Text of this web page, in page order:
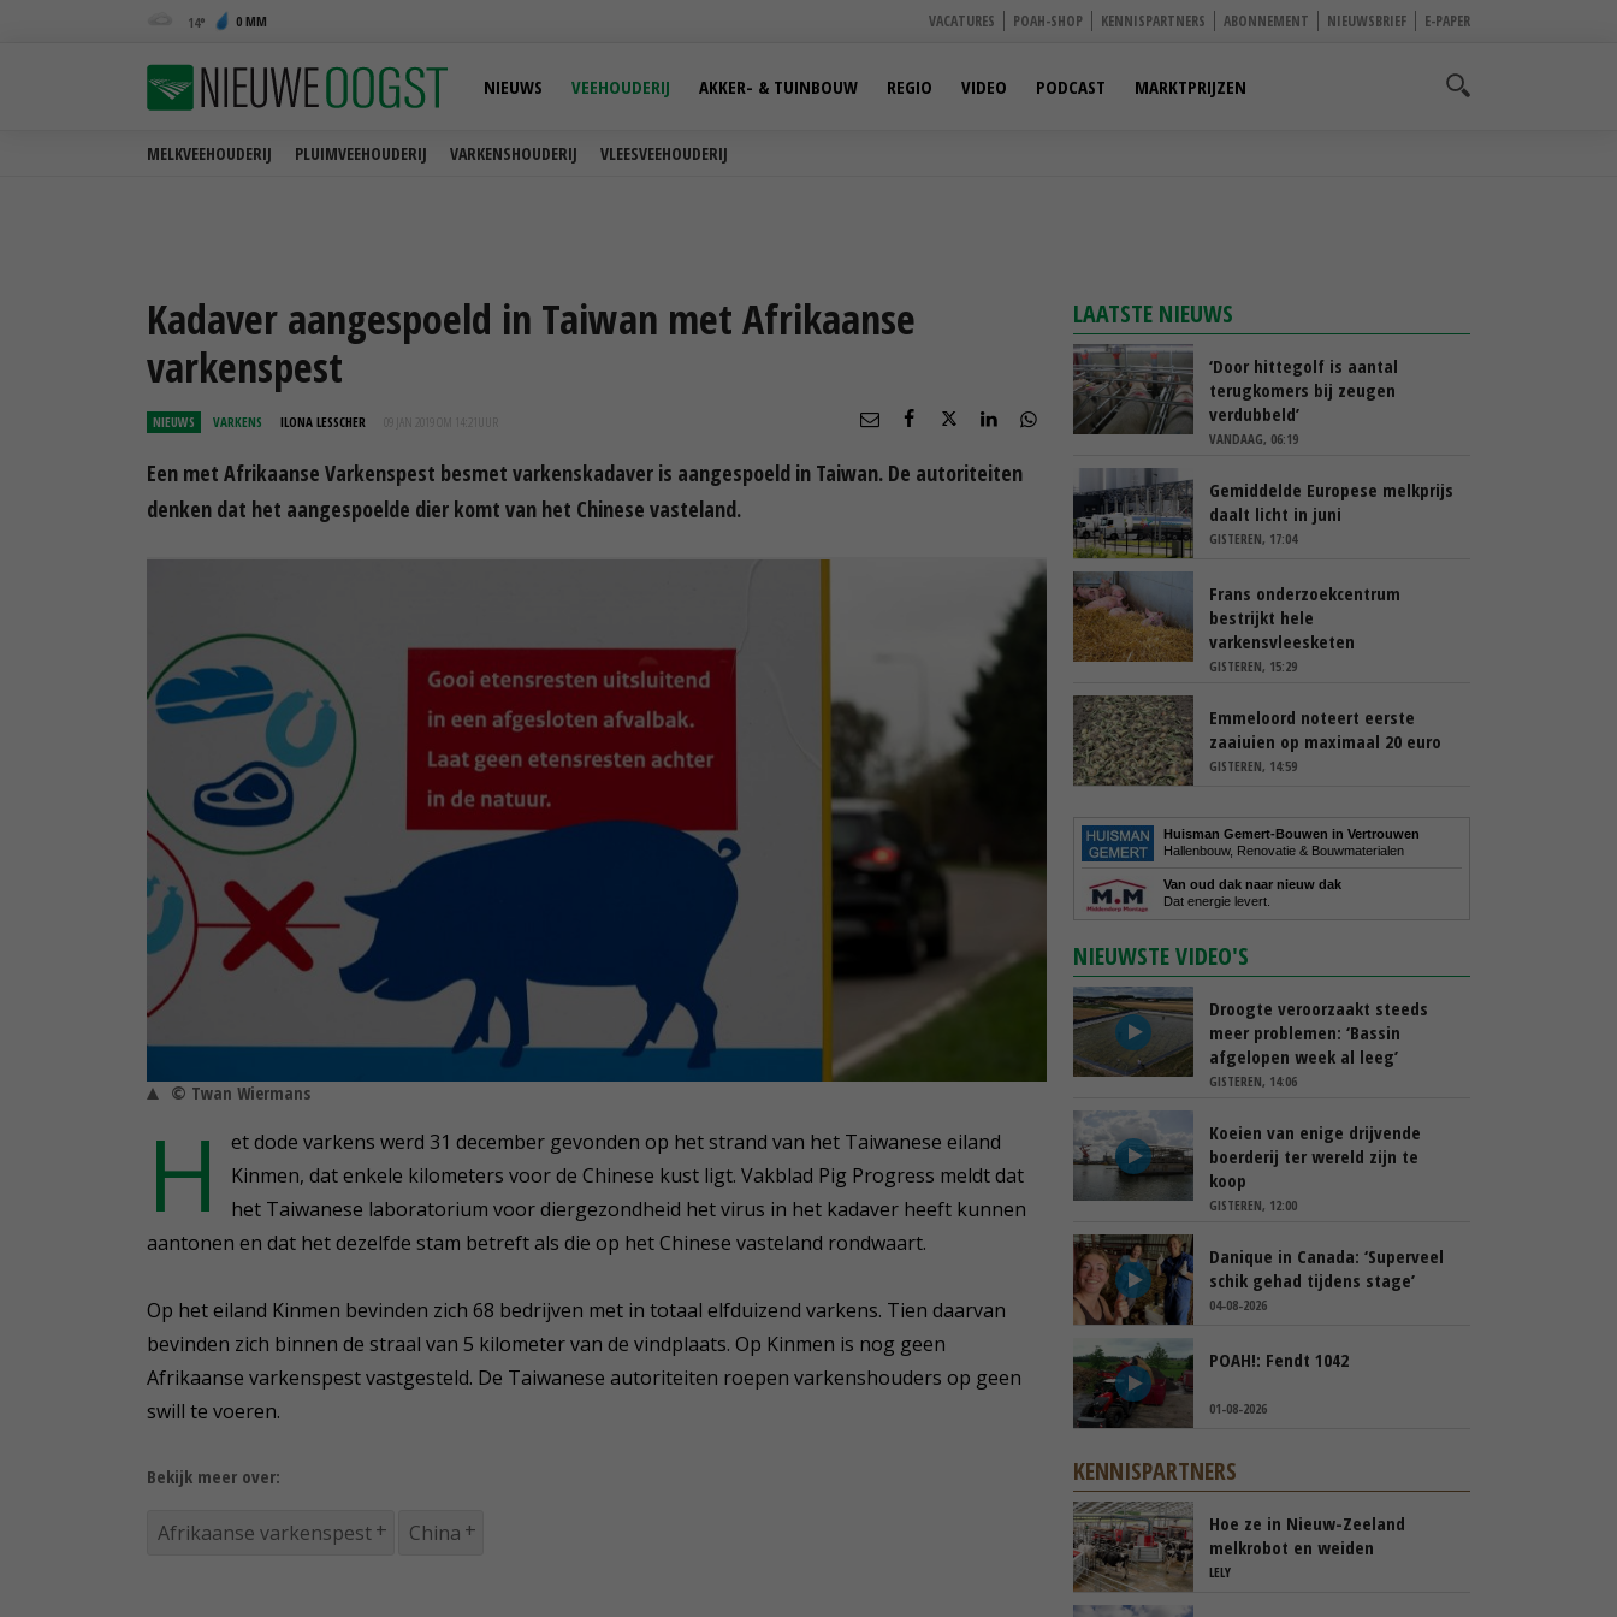
14 0 MM VACATURES POAH-SHOP KENNISPARTNERS ABONNEMENT NIEUWSBRIEF E-PAPER
MELKVEEHOUDERIJ PLUIMVEEHOUDERIJ VARKENSHOUDERIJ VLEESVEEHOUDERIJ
NIEUWS VEEHOUDERIJ AKKER- & TUINBOUW REGIO VIDEO PODCAST MARKTPRIJZEN
Kadaver aangespoeld in Taiwan met Afrikaanse
varkenspest
NIEUWS VARKENS ILONA LESSCHER 09 JAN 2019 OM 14:21
Een met Afrikaanse Varkenspest besmet varkenskadaver is aangespoeld in Taiwan. De autoriteiten
denken dat het aangespoelde dier komt van het Chinese vasteland.
© Twan Wiermans
H
et dode varkens werd 31 december gevonden op het strand van het Taiwanese eiland
Kinmen, dat enkele kilometers voor de Chinese kust ligt. Vakblad Pig Progress meldt dat
het Taiwanese laboratorium voor diergezondheid het virus in het kadaver heeft kunnen
aantonen en dat het dezelfde stam betreft als die op het Chinese vasteland rondwaart.
Op het eiland Kinmen bevinden zich 68 bedrijven met in totaal elfduizend varkens. Tien daarvan
bevinden zich binnen de straal van 5 kilometer van de vindplaats. Op Kinmen is nog geen
Afrikaanse varkenspest vastgesteld. De Taiwanese autoriteiten roepen varkenshouders op geen
swill te voeren.
Bekijk meer over:
Afrikaanse varkenspest China
LAATSTE NIEUWS
‘Door hittegolf is aantal
terugkomers bij zeugen
verdubbeld’
VANDAAG, 06:19
Gemiddelde Europese melkprijs
daalt licht in juni
GISTEREN, 17:04
Frans onderzoekcentrum
bestrijkt hele
varkensvleesketen
GISTEREN, 15:29
Emmeloord noteert eerste
zaaiuien op maximaal 20 euro
GISTEREN, 14:59
Huisman Gemert-Bouwen in Vertrouwen
Hallenbouw, Renovatie & Bouwmaterialen
Van oud dak naar nieuw dak
Dat energie levert.
NIEUWSTE VIDEO'S
Droogte veroorzaakt steeds
meer problemen: ‘Bassin
afgelopen week al leeg’
GISTEREN, 14:06
Koeien van enige drijvende
boerderij ter wereld zijn te
koop
GISTEREN, 12:00
Danique in Canada: ‘Superveel
schik gehad tijdens stage’
04-08-2026
POAH!: Fendt 1042
01-08-2026
KENNISPARTNERS
Hoe ze in Nieuw-Zeeland
melkrobot en weiden
samenbrengen
LELY